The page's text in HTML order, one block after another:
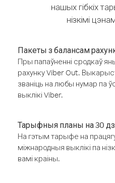
нашых гібкіх
нізкімі
Пакеты з балансам
Пры папаўненні сродкаў
рахунку Viber Out.
званіць на любы нумар па
выклікі Viber.
Тарыфныя планы на 30
На гэтым тарыфе на
міжнародныя выклікі па
вамі краіны.